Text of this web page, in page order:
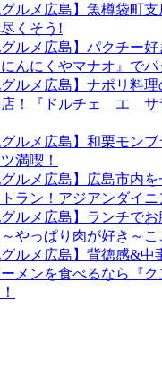
グルメ広島】魚樽袋町
くそう!
グルメ広島】パクチー
んにくやマナオ』でパ
グルメ広島】ナポリ料
店！『ドルチェ エ
グルメ広島】和栗モン
満喫！
グルメ広島】広島市内
ラン！アジアンダイニ
グルメ広島】ランチで
やっぱり肉が好き～こ
グルメ広島】背徳感&
メンを食べるなら『